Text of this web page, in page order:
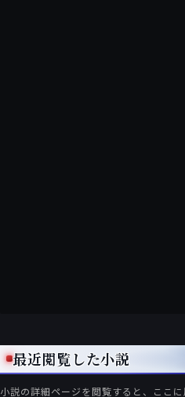
最近閲覧した小説
小説の詳細ページを閲覧すると、ここ